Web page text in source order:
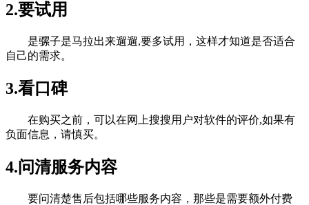
2.要试用
是骡子是马拉出来遛遛,要多试用，这样才知道是否适合
自己的需求。
3.看口碑
在购买之前，可以在网上搜搜用户对软件的评价,如果有
负面信息，请慎买。
4.问清服务内容
要问清楚售后包括哪些服务内容，那些是需要额外付费